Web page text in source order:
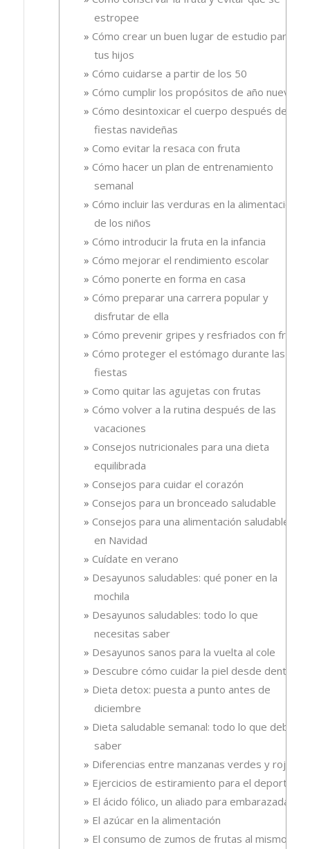
estropee
Cómo crear un buen lugar de estudio para
tus hijos
Cómo cuidarse a partir de los 50
Cómo cumplir los propósitos de año nuevo
Cómo desintoxicar el cuerpo después de las
fiestas navideñas
Como evitar la resaca con fruta
Cómo hacer un plan de entrenamiento
semanal
Cómo incluir las verduras en la alimentación
de los niños
Cómo introducir la fruta en la infancia
Cómo mejorar el rendimiento escolar
Cómo ponerte en forma en casa
Cómo preparar una carrera popular y
disfrutar de ella
Cómo prevenir gripes y resfriados con fruta.
Cómo proteger el estómago durante las
fiestas
Como quitar las agujetas con frutas
Cómo volver a la rutina después de las
vacaciones
Consejos nutricionales para una dieta
equilibrada
Consejos para cuidar el corazón
Consejos para un bronceado saludable
Consejos para una alimentación saludable
en Navidad
Cuídate en verano
Desayunos saludables: qué poner en la
mochila
Desayunos saludables: todo lo que
necesitas saber
Desayunos sanos para la vuelta al cole
Descubre cómo cuidar la piel desde dentro
Dieta detox: puesta a punto antes de
diciembre
Dieta saludable semanal: todo lo que debes
saber
Diferencias entre manzanas verdes y rojas
Ejercicios de estiramiento para el deporte
El ácido fólico, un aliado para embarazadas.
El azúcar en la alimentación
El consumo de zumos de frutas al mismo